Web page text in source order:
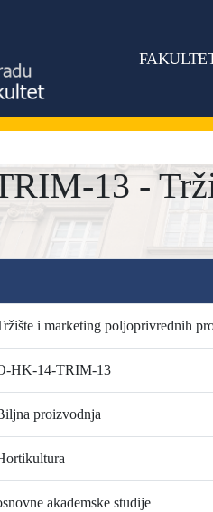
13 -
i marketing poljoprivrednih
HK-14-TRIM-13
proizvodnja
akademske studije